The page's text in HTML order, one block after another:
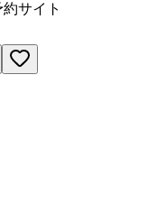
サイト